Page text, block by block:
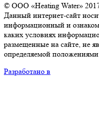
© ООО «Heating Water»
Данный интернет-сайт
информационный и
каких условиях
размещенные на сайте, не
определяемой
Разработано в